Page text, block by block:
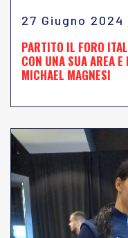
27 Giugno 2024
PARTITO IL FORO
CON UNA SUA AREA
MICHAEL MAGNESI